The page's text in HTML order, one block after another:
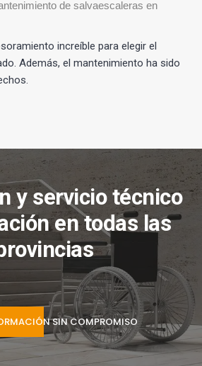
increíble para elegir el
Además, el mantenimiento ha sido
y servicio técnico
en todas las
SIN COMPROMISO